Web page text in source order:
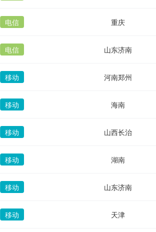
电信 重庆
电信 山东济南
移动 河南郑州
移动 海南
移动 山西长治
移动 湖南
移动 山东济南
移动 天津